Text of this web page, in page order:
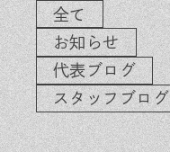
全て
お知らせ
代表ブログ
スタッフブログ